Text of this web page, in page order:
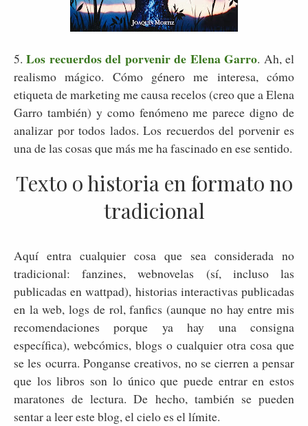
5.Los recuerdos del porvenir de Elena Garro. Ah, el
realismo mágico. Cómo género me interesa, cómo
etiqueta de marketing me causa recelos (creo que a Elena
Garro también) y como fenómeno me parece digno de
analizar por todos lados. Los recuerdos del porvenir es
una de las cosas que más me ha fascinado en ese sentido.
Texto o historia en formato no
tradicional
Aquí entra cualquier cosa que sea considerada no
tradicional: fanzines, webnovelas (sí, incluso las
publicadas en wattpad), historias interactivas publicadas
en la web, logs de rol, fanfics (aunque no hay entre mis
recomendaciones porque ya hay una consigna
específica), webcómics, blogs o cualquier otra cosa que
se les ocurra. Ponganse creativos, no se cierren a pensar
que los libros son lo único que puede entrar en estos
maratones de lectura. De hecho, también se pueden
sentar a leer este blog, el cielo es el límite.